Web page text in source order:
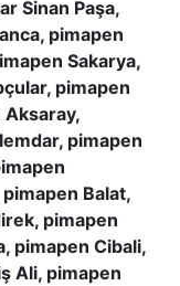
Sinan Paşa,
pimapen
Sakarya,
pimapen
Aksaray,
pimapen
Balat,
pimapen
pimapen Cibali,
Ali, pimapen